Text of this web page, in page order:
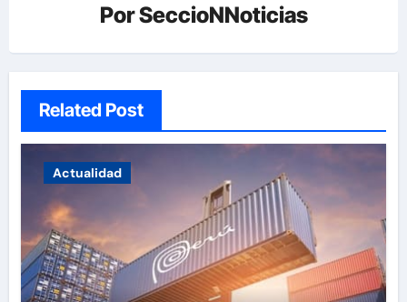
PorSeccioNNoticias
Related Post
Actualidad